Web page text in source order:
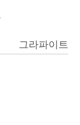
그라파이트